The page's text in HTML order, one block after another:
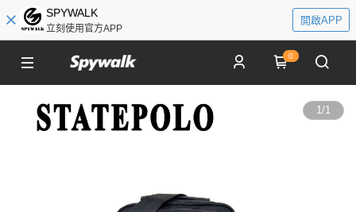
SPYWALK
立刻使用官方APP
開啟APP
0
1/1